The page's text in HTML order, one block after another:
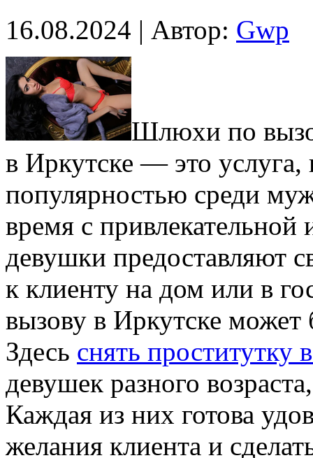
16.08.2024 | Автор: Gwp
Шлюxи пo
в Иркутске — это услуга,
популярностью среди
время с
девушки предоставляют
к клиенту на дом или в
вызову в Иркутске
Здесь снять проститутку
девушек разного
Каждая из них готова
желания клиента и